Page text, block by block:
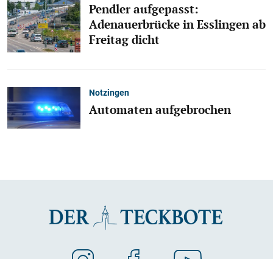
Pendler aufgepasst:
Adenauerbrücke in Esslingen ab
Freitag dicht
Notzingen
Automaten aufgebrochen